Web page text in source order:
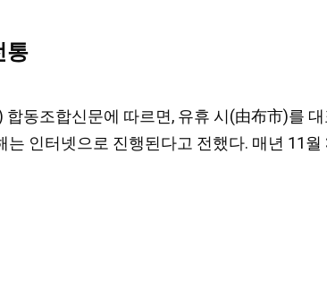
통
동조합신문에 따르면, 유휴 시(由布市)를
인터넷으로 진행된다고 전했다. 매년 11